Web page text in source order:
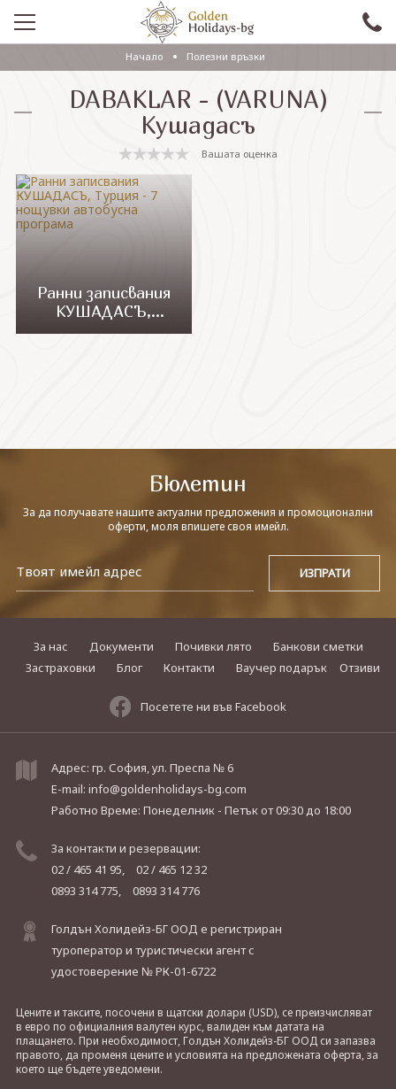
ПРОМО
EКСКУРЗИИ СЪС САМОЛЕТ
ЕКСКУРЗИИ С АВТОБУС
САМОЛЕТНИ ПОЧИВКИ
ПОЧИВКИ С АВТОБУС
ЕКЗОТИКА
Начало Полезни връзки
DABAKLAR - (VARUNA)
Кушадасъ
Вашата оценка
Ранни записвания
КУШАДАСЪ,
Турция - 7 нощувки
Бюлетин
За да получавате нашите актуални предложения и промоционални
оферти, моля впишете своя имейл.
За нас Документи Почивки лято
Банкови сметки
Застраховки
Блог Контакти Ваучер подарък Отзиви
Посетете ни във Facebook
Адрес: гр. София, ул. Преспа № 6
E-mail: info@goldenholidays-bg.com
Работно Време: Понеделник - Петъкот 09:30 до 18:00
За контакти и резервации:
02 / 465 41 95,
02 / 465 12 32
0893 314 775,
0893 314 776
Голдън Холидейз-БГ ООД е регистриран
туроператор и туристически агент с
удостоверение № РК-01-6722
Цените и таксите, посочени в щатски долари (USD), се преизчисляват
в евро по официалния валутен курс, валиден към датата на
плащането. При необходимост, Голдън Холидейз-БГ ООД си запазва
правото, да променя цените и условията на предложената оферта, за
което ще бъдете уведомени.